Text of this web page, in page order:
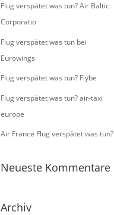
Flug verspätet was tun? Air Baltic
Corporatio
Flug verspätet was tun bei
Eurowings
Flug verspätet was tun? Flybe
Flug verspätet was tun? air-taxi
europe
Air France Flug verspätet was tun?
Neueste Kommentare
Archiv